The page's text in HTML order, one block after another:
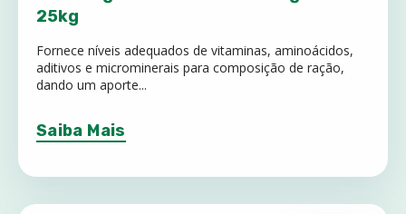
25kg
Fornece níveis adequados de vitaminas, aminoácidos,
aditivos e microminerais para composição de ração,
dando um aporte...
Saiba Mais